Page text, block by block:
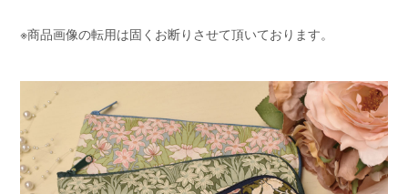
※商品画像の転用は固くお断りさせて頂いております。